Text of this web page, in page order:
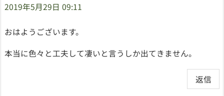
2019年5月29日 09:11
おはようございます。
本当に色々と工夫して凄いと言うしか出てきません。
返信